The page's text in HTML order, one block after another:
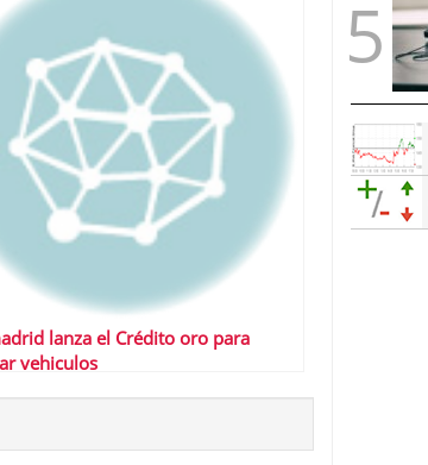
lanza el Crédito oro para
vehiculos